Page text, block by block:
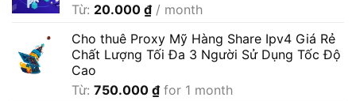
Từ: 20.000 ₫ / month
Cho thuê Proxy Mỹ Hàng Share Ipv4 Giá Rẻ
Chất Lượng Tối Đa 3 Người Sử Dụng Tốc Độ
Cao
Từ: 750.000 ₫ for 1 month